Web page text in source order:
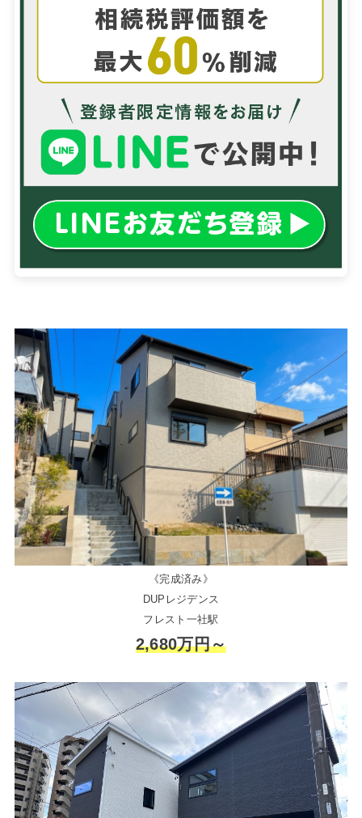
《完成済み》
DUPレジデンス
フレスト一社駅
2,680万円～